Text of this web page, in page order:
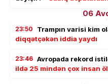
06
23:50 Trampın varisi kim
diqqətçəkən iddia yaydı
23:46 Avropada rekord
ildə 25 mindən çox insan